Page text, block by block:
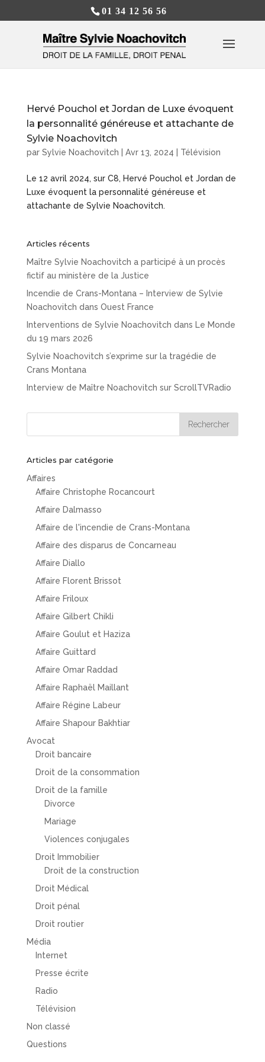
01 34 12 56 56
Hervé Pouchol et Jordan de Luxe évoquent
la personnalité généreuse et attachante de
Sylvie Noachovitch
par Sylvie Noachovitch Avr 13, 2024 Télévision
Le 12 avril 2024, sur C8, Hervé Pouchol et Jordan de
Luxe évoquent la personnalité généreuse et
attachante de Sylvie Noachovitch.
Articles récents
Maître Sylvie Noachovitch a participé à un procès
fictif au ministère de la Justice
Incendie de Crans-Montana – Interview de Sylvie
Noachovitch dans Ouest France
Interventions de Sylvie Noachovitch dans Le Monde
du 19 mars 2026
Sylvie Noachovitch s’exprime sur la tragédie de
Crans Montana
Interview de Maître Noachovitch sur ScrollTVRadio
Articles par catégorie
Affaires
Affaire Christophe Rocancourt
Affaire Dalmasso
Affaire de l'incendie de Crans-Montana
Affaire des disparus de Concarneau
Affaire Diallo
Affaire Florent Brissot
Affaire Friloux
Affaire Gilbert Chikli
Affaire Goulut et Haziza
Affaire Guittard
Affaire Omar Raddad
Affaire Raphaël Maillant
Affaire Régine Labeur
Affaire Shapour Bakhtiar
Avocat
Droit bancaire
Droit de la consommation
Droit de la famille
Divorce
Mariage
Violences conjugales
Droit Immobilier
Droit de la construction
Droit Médical
Droit pénal
Droit routier
Média
Internet
Presse écrite
Radio
Télévision
Non classé
Questions